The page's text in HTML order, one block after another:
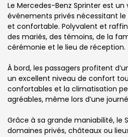
Le Mercedes-Benz Sprinter est
événements privés nécessitant
et confortable. Polyvalent et
des mariés, des témoins, de la
cérémonie et le lieu de réception.
À bord, les passagers profitent
un excellent niveau de confort
confortables et la climatisation
agréables, même lors d’une
Grâce à sa grande maniabilité, le
domaines privés, châteaux ou